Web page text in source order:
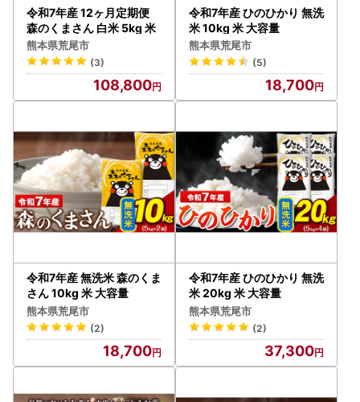
令和7年産 12ヶ月定期便
森のくまさん 白米 5kg 米
熊本県荒尾市
(3)
108,800
令和7年産 ひのひかり 無洗
米 10kg 米 大容量
熊本県荒尾市
(5)
18,700
令和7年産 無洗米 森のくま
さん 10kg 米 大容量
熊本県荒尾市
(2)
18,700
令和7年産 ひのひかり 無洗
米 20kg 米 大容量
熊本県荒尾市
(2)
37,300